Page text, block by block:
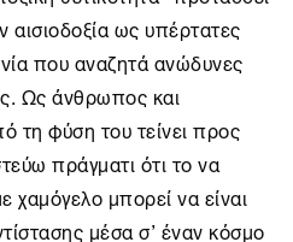
αισιοδοξία ως υπέρτατες
που αναζητά ανώδυνες
Ως άνθρωπος και
τη φύση του τείνει προς
πράγματι ότι το να
χαμόγελο μπορεί να είναι
μέσα σ’ έναν κόσμο